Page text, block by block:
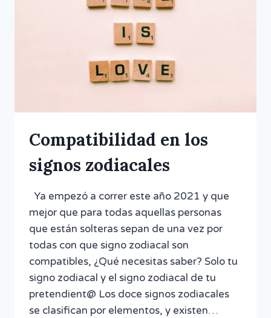
Compatibilidad en los
signos zodiacales
Ya empezó a correr este año 2021 y que
mejor que para todas aquellas personas
que están solteras sepan de una vez por
todas con que signo zodiacal son
compatibles, ¿Qué necesitas saber? Solo tu
signo zodiacal y el signo zodiacal de tu
pretendient@ Los doce signos zodiacales
se clasifican por elementos, y existen…